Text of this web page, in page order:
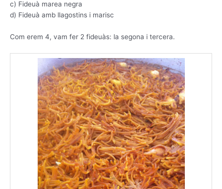
c) Fideuà marea negra
d) Fideuà amb llagostins i marisc
Com erem 4, vam fer 2 fideuàs: la segona i tercera.